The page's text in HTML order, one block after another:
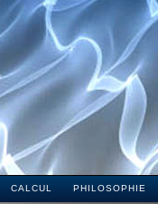
CALCUL PHILOSOPHIE